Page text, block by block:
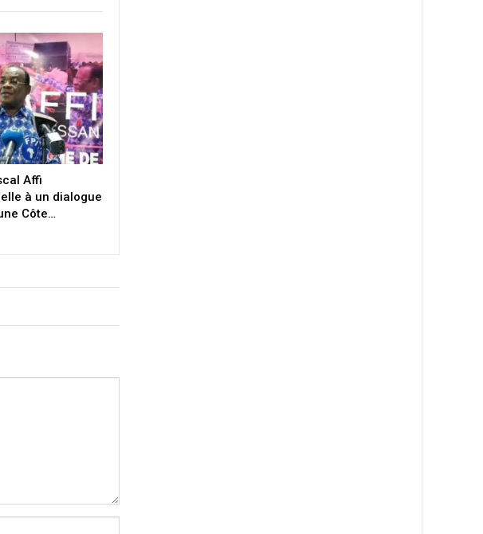
Affi
à un dialogue
Côte…